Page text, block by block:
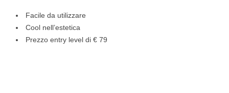
Facile da utilizzare
Cool nell’estetica
Prezzo entry level di € 79